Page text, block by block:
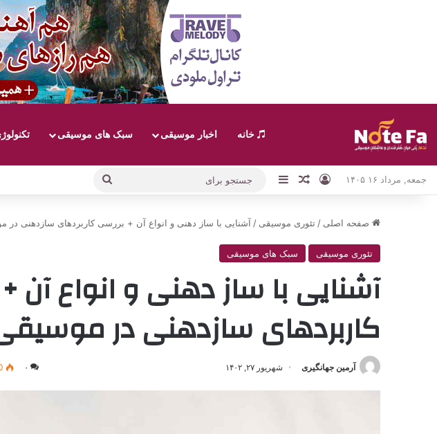
خانه اخبار موسیقی سبک های موسیقی
جمعه, مرداد ۱۶ ۱۴۰۵ ورودنوشته تصادفی
نوارکناری
جستجو
صفحه اصلی / تئوری موسیقی / آشنایی با ساز دهنی و انواع آن + بررسی کاربردهای سازدهنی در
تئوری موسیقی سبک های موسیقی
آشنایی با ساز دهنی و انواع آن
کاربردهای سازدهنی در
آرمین جهانگیری شهریور ۲۷, ۱۴۰۲ ۰